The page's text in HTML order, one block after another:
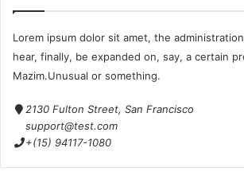
Lorem ipsum dolor sit amet, the
hear, finally, be expanded on, say, a certain
Mazim.Unusual or something.
2130 Fulton Street, San Francisco
support@test.com
+(15) 94117-1080